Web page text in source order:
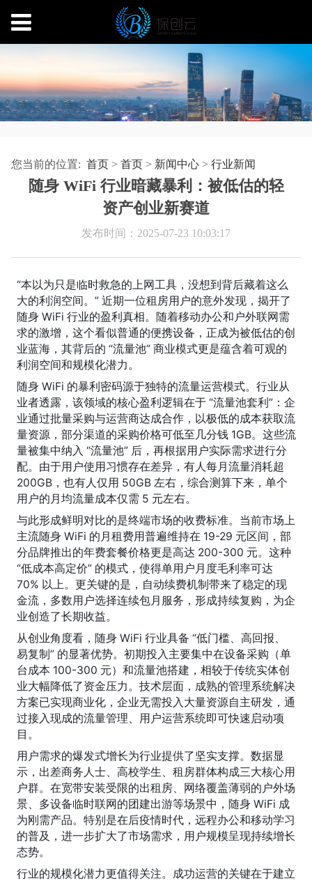
您当前的位置: 首页> 首页> 新闻中心> 行业新闻
随身 WiFi 行业暗藏暴利：被低估的轻
资产创业新赛道
发布时间：2025-07-23 10:03:17
“本以为只是临时救急的上网工具，没想到背后藏着这么
大的利润空间。” 近期一位租房用户的意外发现，揭开了
随身 WiFi 行业的盈利真相。随着移动办公和户外联网需
求的激增，这个看似普通的便携设备，正成为被低估的创
业蓝海，其背后的 “流量池” 商业模式更是蕴含着可观的
利润空间和规模化潜力。
随身 WiFi 的暴利密码源于独特的流量运营模式。行业从
业者透露，该领域的核心盈利逻辑在于 “流量池套利”：企
业通过批量采购与运营商达成合作，以极低的成本获取流
量资源，部分渠道的采购价格可低至几分钱 1GB。这些流
量被集中纳入 “流量池” 后，再根据用户实际需求进行分
配。由于用户使用习惯存在差异，有人每月流量消耗超
200GB，也有人仅用 50GB 左右，综合测算下来，单个
用户的月均流量成本仅需 5 元左右。
与此形成鲜明对比的是终端市场的收费标准。当前市场上
主流随身 WiFi 的月租费用普遍维持在 19-29 元区间，部
分品牌推出的年费套餐价格更是高达 200-300 元。这种
“低成本高定价” 的模式，使得单用户月度毛利率可达
70% 以上。更关键的是，自动续费机制带来了稳定的现
金流，多数用户选择连续包月服务，形成持续复购，为企
业创造了长期收益。
从创业角度看，随身 WiFi 行业具备 “低门槛、高回报、
易复制” 的显著优势。初期投入主要集中在设备采购（单
台成本 100-300 元）和流量池搭建，相较于传统实体创
业大幅降低了资金压力。技术层面，成熟的管理系统解决
方案已实现商业化，企业无需投入大量资源自主研发，通
过接入现成的流量管理、用户运营系统即可快速启动项
目。
用户需求的爆发式增长为行业提供了坚实支撑。数据显
示，出差商务人士、高校学生、租房群体构成三大核心用
户群。在宽带安装受限的出租房、网络覆盖薄弱的户外场
景、多设备临时联网的团建出游等场景中，随身 WiFi 成
为刚需产品。特别是在后疫情时代，远程办公和移动学习
的普及，进一步扩大了市场需求，用户规模呈现持续增长
态势。
行业的规模化潜力更值得关注。成功运营的关键在于建立